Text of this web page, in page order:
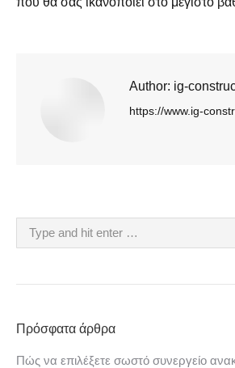
Author: ig-
https://www.ig-
Search:
Πρόσφατα άρθρα
Πώς να επιλέξετε σωστό συνεργείο